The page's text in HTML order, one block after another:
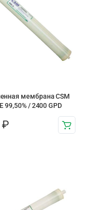
мембрана CSM
99,50% / 2400 GPD
₽